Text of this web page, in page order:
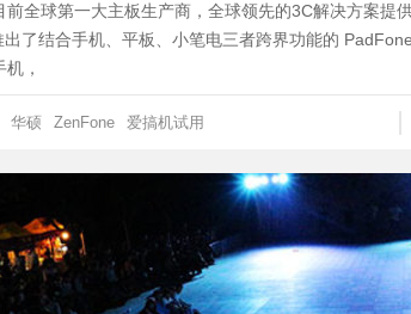
全球第一大主板生产商，全球领先的3C解决方案提
了结合手机、平板、小笔电三者跨界功能的
，
华硕 ZenFone 爱搞机试用